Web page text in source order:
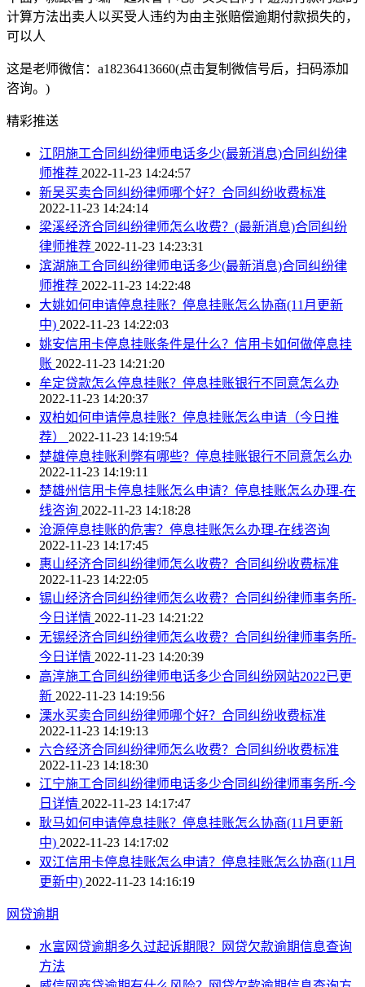
计算方法出卖人以买受人违约为由主张赔偿逾期付款损失的，
可以人
这是老师微信：a18236413660(点击复制微信号后，扫码添加
咨询。)
精彩推送
江阴施工合同纠纷律师电话多少(最新消息)合同纠纷律
师推荐 2022-11-23 14:24:57
新吴买卖合同纠纷律师哪个好？合同纠纷收费标准
2022-11-23 14:24:14
梁溪经济合同纠纷律师怎么收费？(最新消息)合同纠纷
律师推荐 2022-11-23 14:23:31
滨湖施工合同纠纷律师电话多少(最新消息)合同纠纷律
师推荐 2022-11-23 14:22:48
大姚如何申请停息挂账？停息挂账怎么协商(11月更新
中) 2022-11-23 14:22:03
姚安信用卡停息挂账条件是什么？信用卡如何做停息挂
账 2022-11-23 14:21:20
牟定贷款怎么停息挂账？停息挂账银行不同意怎么办
2022-11-23 14:20:37
双柏如何申请停息挂账？停息挂账怎么申请（今日推
荐） 2022-11-23 14:19:54
楚雄停息挂账利弊有哪些？停息挂账银行不同意怎么办
2022-11-23 14:19:11
楚雄州信用卡停息挂账怎么申请？停息挂账怎么办理-在
线咨询 2022-11-23 14:18:28
沧源停息挂账的危害？停息挂账怎么办理-在线咨询
2022-11-23 14:17:45
惠山经济合同纠纷律师怎么收费？合同纠纷收费标准
2022-11-23 14:22:05
锡山经济合同纠纷律师怎么收费？合同纠纷律师事务所-
今日详情 2022-11-23 14:21:22
无锡经济合同纠纷律师怎么收费？合同纠纷律师事务所-
今日详情 2022-11-23 14:20:39
高淳施工合同纠纷律师电话多少合同纠纷网站2022已更
新 2022-11-23 14:19:56
溧水买卖合同纠纷律师哪个好？合同纠纷收费标准
2022-11-23 14:19:13
六合经济合同纠纷律师怎么收费？合同纠纷收费标准
2022-11-23 14:18:30
江宁施工合同纠纷律师电话多少合同纠纷律师事务所-今
日详情 2022-11-23 14:17:47
耿马如何申请停息挂账？停息挂账怎么协商(11月更新
中) 2022-11-23 14:17:02
双江信用卡停息挂账怎么申请？停息挂账怎么协商(11月
更新中) 2022-11-23 14:16:19
网贷逾期
水富网贷逾期多久过起诉期限？网贷欠款逾期信息查询
方法